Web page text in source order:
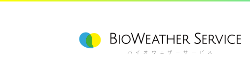
バイオウェザーサービス